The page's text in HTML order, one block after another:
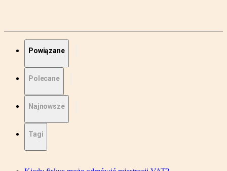
Powiązane
Polecane
Najnowsze
Tagi